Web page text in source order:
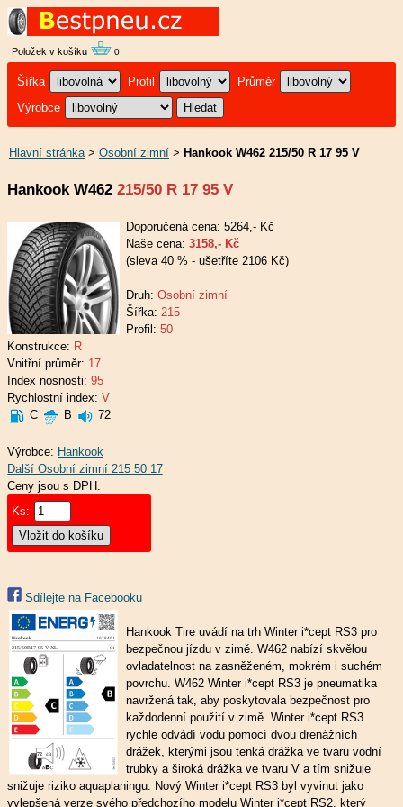
Položek v košíku 0
Šířka Profil
Průměr
Výrobce
Hlavní stránka> Osobní zimní > Hankook W462 215/50 R 17 95 V
Hankook W462 215/50 R 17 95 V
Doporučená cena: 5264,- Kč
Naše cena: 3158,- Kč
(sleva 40 % - ušetříte 2106 Kč)
Druh: Osobní zimní
Šířka: 215
Profil: 50
Konstrukce: R
Vnitřní průměr: 17
Index nosnosti: 95
Rychlostní index: V
C
B 72
Výrobce: Hankook
Ceny jsou s DPH.
Ks:
Sdílejte na Facebooku
Hankook Tire uvádí na trh Winter i*cept RS3 pro
bezpečnou jízdu v zimě. W462 nabízí skvělou
ovladatelnost na zasněženém, mokrém i suchém
povrchu. W462 Winter i*cept RS3 je pneumatika
navržená tak, aby poskytovala bezpečnost pro
každodenní použití v zimě. Winter i*cept RS3
rychle odvádí vodu pomocí dvou drenážních
drážek, kterými jsou tenká drážka ve tvaru vodní
trubky a široká drážka ve tvaru V a tím snižuje
snižuje riziko aquaplaningu. Nový Winter i*cept RS3 byl vyvinut jako
vylepšená verze svého předchozího modelu Winter i*cept RS2, který